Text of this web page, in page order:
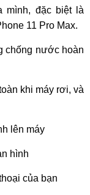
mình, đặc biệt là
11 Pro Max.
chống nước hoàn
khi máy rơi, và
lên máy
hình
của bạn